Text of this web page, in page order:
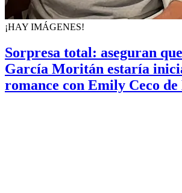
¡HAY IMÁGENES!
Sorpresa total: aseguran
García Moritán estaría
romance con Emily Ceco